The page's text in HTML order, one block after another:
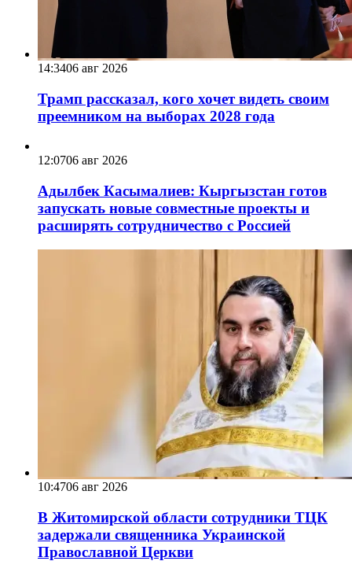
14:3406 авг 2026
Трамп рассказал, кого хочет видеть своим
преемником на выборах 2028 года
12:0706 авг 2026
Адылбек Касымалиев: Кыргызстан готов
запускать новые совместные проекты и
расширять сотрудничество с Россией
10:4706 авг 2026
В Житомирской области сотрудники ТЦК
задержали священника Украинской
Православной Церкви